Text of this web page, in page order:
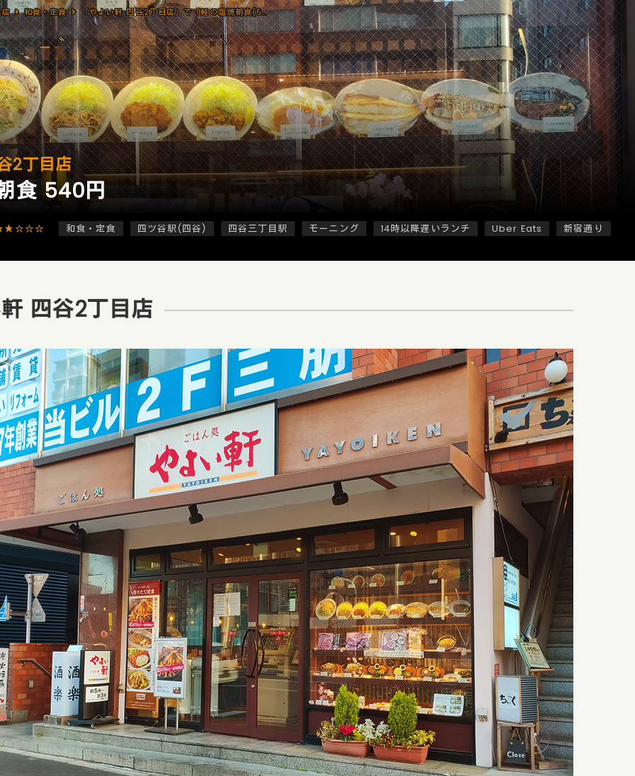
店 和食・定食 「やよい軒 四谷2丁目店」で「鮭の塩焼朝食(540円)」のモーニング
2丁目店
食 540円
和食・定食 四ツ谷駅(四谷) 四谷三丁目駅 モーニング 14時以降遅いランチ Uber Eats 新宿通り
四谷2丁目店